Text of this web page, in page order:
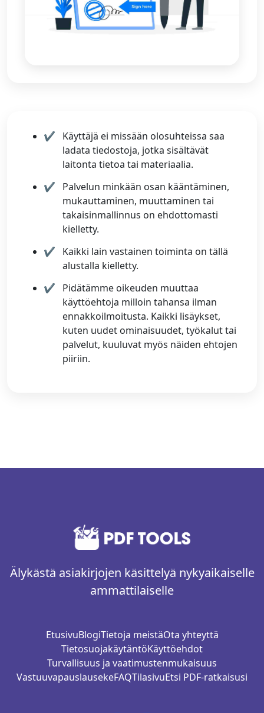
Käyttäjä ei missään olosuhteissa saa
ladata tiedostoja, jotka sisältävät
laitonta tietoa tai materiaalia.
Palvelun minkään osan kääntäminen,
mukauttaminen, muuttaminen tai
takaisinmallinnus on ehdottomasti
kielletty.
Kaikki lain vastainen toiminta on tällä
alustalla kielletty.
Pidätämme oikeuden muuttaa
käyttöehtoja milloin tahansa ilman
ennakkoilmoitusta. Kaikki lisäykset,
kuten uudet ominaisuudet, työkalut tai
palvelut, kuuluvat myös näiden ehtojen
piiriin.
Älykästä asiakirjojen käsittelyä nykyaikaiselle
ammattilaiselle
EtusivuBlogiTietoja meistäOta yhteyttä
TietosuojakäytäntöKäyttöehdot
Turvallisuus ja vaatimustenmukaisuus
VastuuvapauslausekeFAQTilasivuEtsi PDF-ratkaisusi